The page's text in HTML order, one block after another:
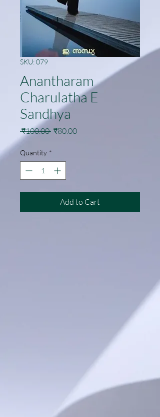
SKU: 079
Anantharam
Charulatha E
Sandhya
₹100.00 Regular
₹80.00Sale
Quantity *
Add to Cart